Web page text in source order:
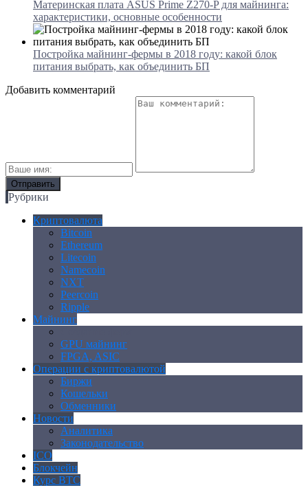
Материнская плата ASUS Prime Z270-P для майнинга:
характеристики, основные особенности
Постройка майнинг-фермы в 2018 году: какой блок
питания выбрать, как объединить БП
Добавить комментарий
Рубрики
Криптовалюта
Bitcoin
Ethereum
Litecoin
Namecoin
NXT
Peercoin
Ripple
Майнинг
GPU майнинг
FPGA, ASIC
Операции с криптовалютой
Биржи
Кошельки
Обменники
Новости
Аналитика
Законодательство
ICO
Блокчейн
Курс BTC